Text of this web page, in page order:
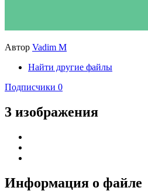
Автор Vadim M
Найти другие файлы
Подписчики 0
3 изображения
Информация о файле